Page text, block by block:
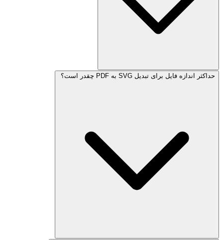
حداکثر اندازه فایل برای تبدیل SVG به PDF چقدر است؟